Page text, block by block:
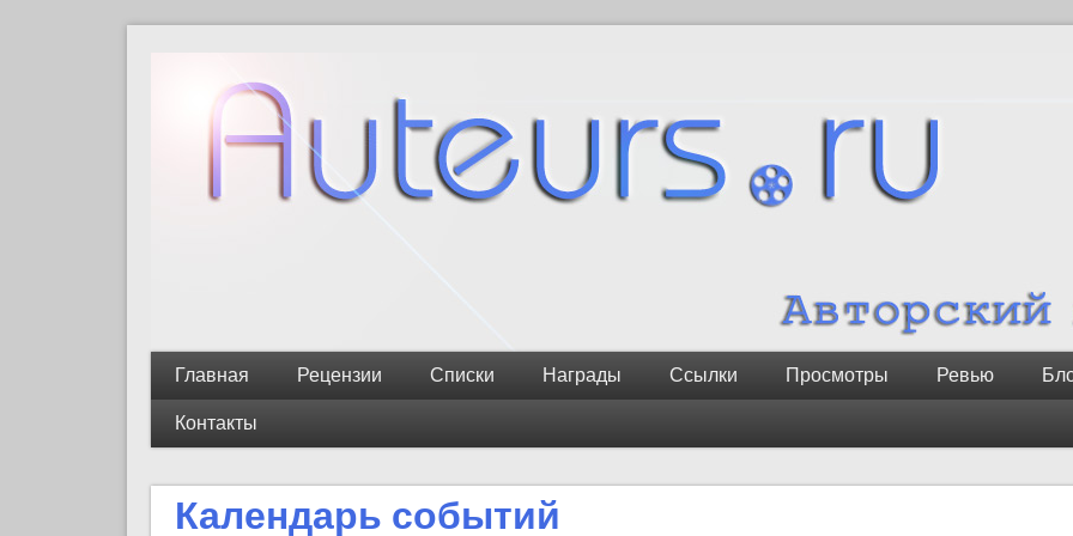
Главная Рецензии Списки Награды Ссылки Просмотры Ревью
Контакты
Календарь событий